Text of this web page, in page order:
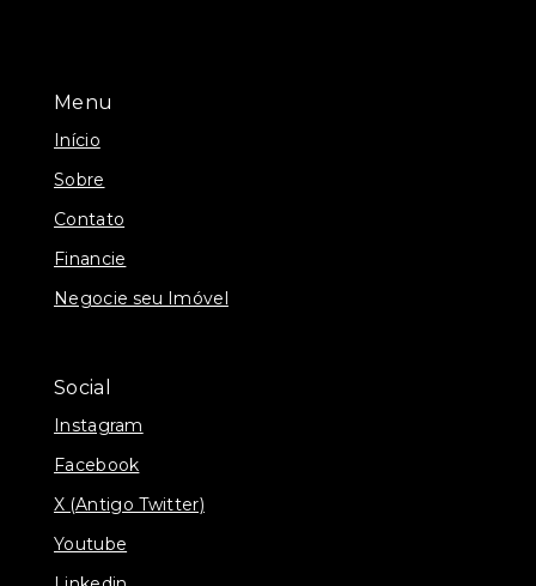
Menu
Início
Sobre
Contato
Financie
Negocie seu Imóvel
Social
Instagram
Facebook
X (Antigo Twitter)
Youtube